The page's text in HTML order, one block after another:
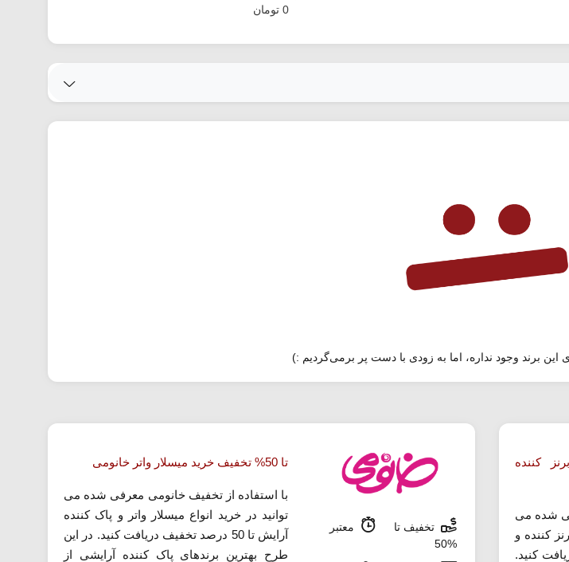
0 تومان
این برند وجود نداره، اما به زودی با دست پر برمی‌گردیم :)
کننده
شده می
کننده و
دریافت کنید.
تخفیف تا
%50
معتبر
تا 50% تخفیف خرید میسلار واتر خانومی
با استفاده از تخفیف خانومی معرفی شده می
توانید در خرید انواع میسلار واتر و پاک کننده
آرایش تا 50 درصد تخفیف دریافت کنید. در این
طرح بهترین برندهای پاک کننده آرایشی از